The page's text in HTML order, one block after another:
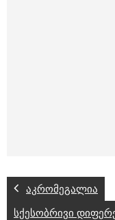
აკრომეგალია
სქესობრივი